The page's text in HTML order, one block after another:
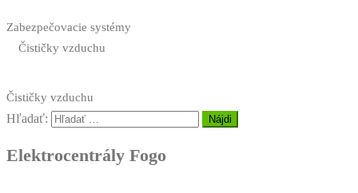
Zabezpečovacie systémy
Čističky vzduchu
Čističky vzduchu
Hľadať:
Elektrocentrály Fogo